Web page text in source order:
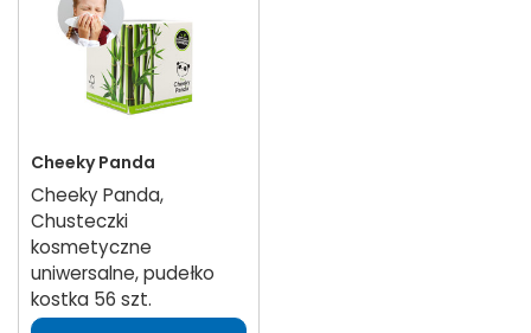
Cheeky Panda
Cheeky Panda,
Chusteczki
kosmetyczne
uniwersalne, pudełko
kostka 56 szt.